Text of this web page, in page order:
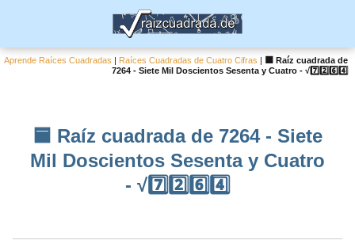
Aprende Raíces Cuadradas | Raíces Cuadradas de Cuatro Cifras |
🟦 Raíz cuadrada de
7264 - Siete Mil Doscientos Sesenta y Cuatro - √7️⃣2️⃣6️⃣4️⃣
🟦 Raíz cuadrada de 7264 - Siete
Mil Doscientos Sesenta y Cuatro
- √7️⃣2️⃣6️⃣4️⃣